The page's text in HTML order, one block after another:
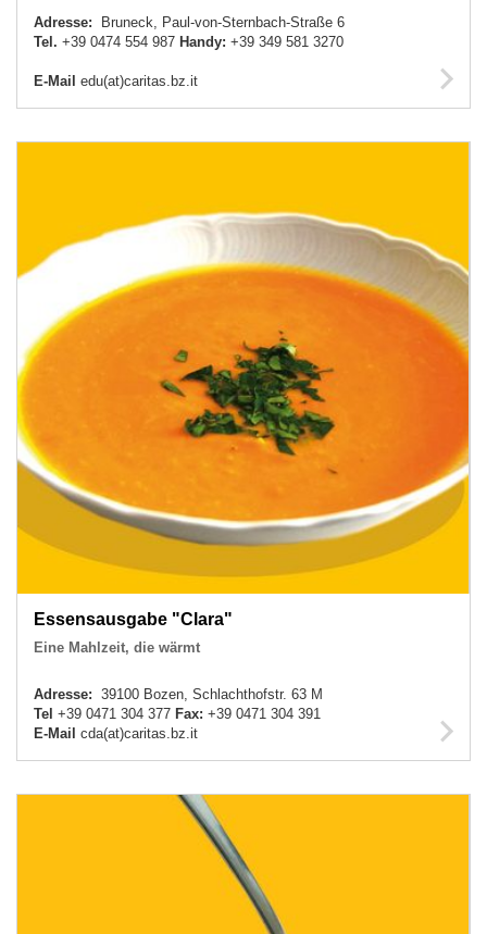
Adresse:
Bruneck, Paul-von-Sternbach-Straße 6
Tel. +39 0474 554 987 Handy: +39 349 581 3270
E-Mail edu(at)caritas.bz.it
Essensausgabe "Clara"
Eine Mahlzeit, die wärmt
Adresse: 39100 Bozen, Schlachthofstr. 63 M
Tel +39 0471 304 377 Fax: +39 0471 304 391
E-Mail cda(at)caritas.bz.it